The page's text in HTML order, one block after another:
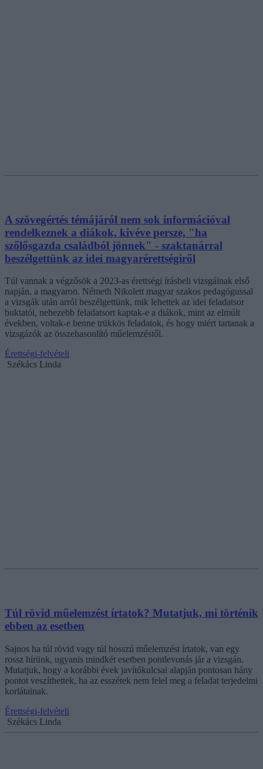
A szövegértés témájáról nem sok információval
rendelkeznek a diákok, kivéve persze, "ha
szőlősgazda családból jönnek" - szaktanárral
beszélgettünk az idei magyarérettségiről
Túl vannak a végzősök a 2023-as érettségi írásbeli vizsgáinak első
napján, a magyaron. Németh Nikolett magyar szakos pedagógussal
a vizsgák után arról beszélgettünk, mik lehettek az idei feladatsor
buktatói, nehezebb feladatsort kaptak-e a diákok, mint az elmúlt
években, voltak-e benne trükkös feladatok, és hogy miért tartanak a
vizsgázók az összehasonlító műelemzéstől.
Érettségi-felvételi
Székács Linda
Túl rövid műelemzést írtatok? Mutatjuk, mi történik
ebben az esetben
Sajnos ha túl rövid vagy túl hosszú műelemzést írtatok, van egy
rossz hírünk, ugyanis mindkét esetben pontlevonás jár a vizsgán.
Mutatjuk, hogy a korábbi évek javítókulcsai alapján pontosan hány
pontot veszíthettek, ha az esszétek nem felel meg a feladat terjedelmi
korlátainak.
Érettségi-felvételi
Székács Linda